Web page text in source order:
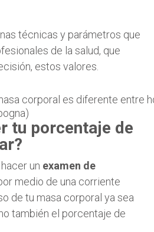
técnicas y parámetros que
de la salud, que
estos valores.
corporal es diferente entre
tu porcentaje de
un examen de
medio de una corriente
de tu masa corporal ya sea
también el porcentaje de